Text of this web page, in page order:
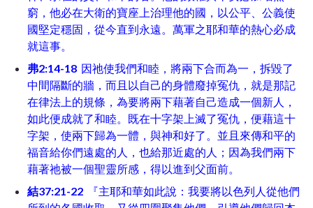
窮，他必在大衛的寶座上治理他的國，以公平、公義使
國堅定穩固，從今直到永遠。萬軍之耶和華的熱心必成
就這事。
弗2:14-18 因祂使我們和睦，將兩下合而為一，拆毀了
中間隔斷的牆，而且以自己的身體廢掉冤仇，就是那記
在律法上的規條，為要將兩下藉著自己造成一個新人，
如此便成就了和睦。既在十字架上滅了冤仇，便藉這十
字架，使兩下歸為一體，與神和好了。並且來傳和平的
福音給你們遠處的人，也給那近處的人；因為我們兩下
藉著祂被一個聖靈所感，得以進到父面前。
結37:21-22 『主耶和華如此說：我要將以色列人從他們